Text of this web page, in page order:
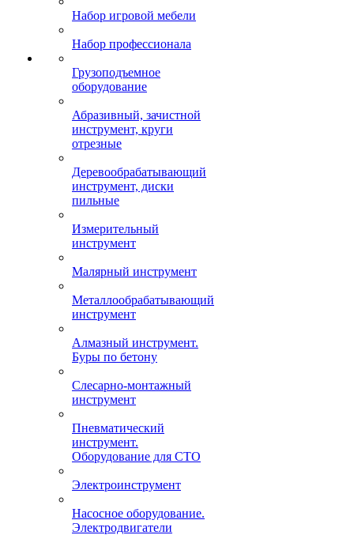
Набор игровой мебели
Набор профессионала
Грузоподъемное
оборудование
Абразивный, зачистной
инструмент, круги
отрезные
Деревообрабатывающий
инструмент, диски
пильные
Измерительный
инструмент
Малярный инструмент
Металлообрабатывающий
инструмент
Алмазный инструмент.
Буры по бетону
Слесарно-монтажный
инструмент
Пневматический
инструмент.
Оборудование для СТО
Электроинструмент
Насосное оборудование.
Электродвигатели